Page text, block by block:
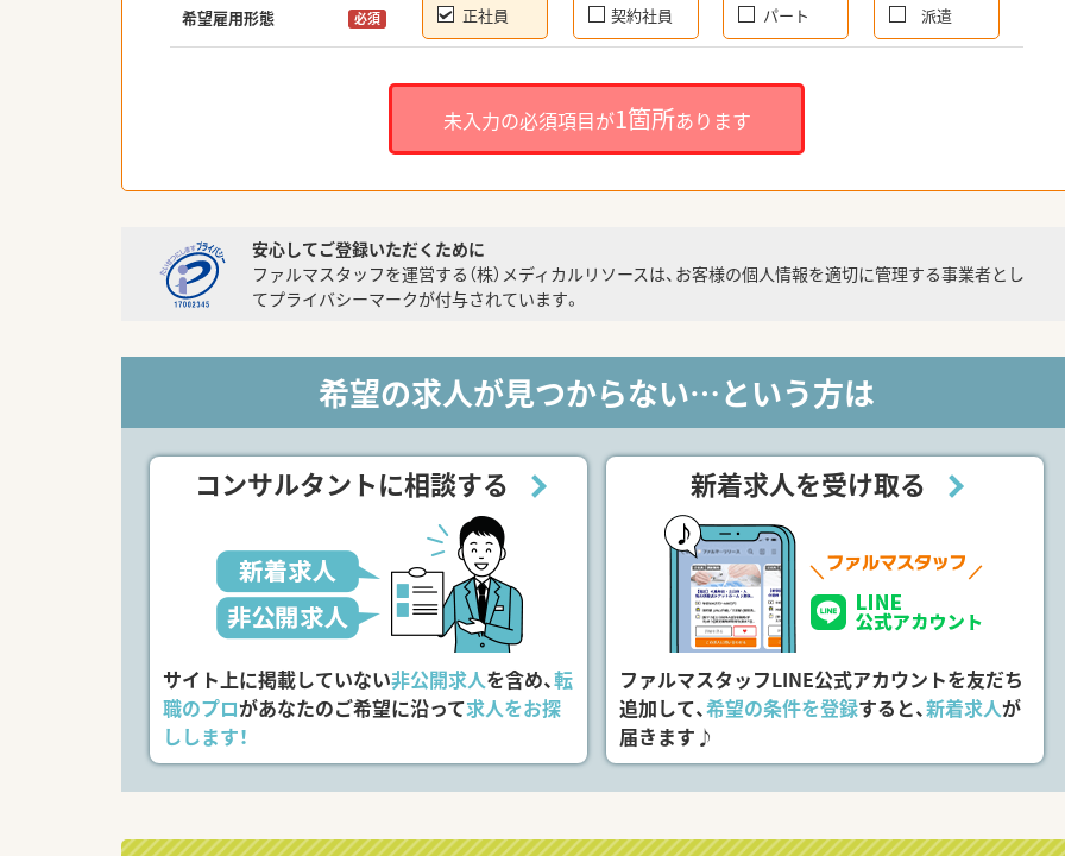
希望雇用形態 必須 正社員 契約社員 パート 派遣
未入力の必須項目が1箇所あります
安心してご登録いただくために
ファルマスタッフを運営する（株）メディカルリソースは、お客様の個人情報を適切に管理する事業者とし
てプライバシーマークが付与されています。
希望の求人が見つからない…という方は
コンサルタントに相談する
サイト上に掲載していない非公開求人を含め、転
職のプロがあなたのご希望に沿って求人をお探
しします！
新着求人を受け取る
ファルマスタッフLINE公式アカウントを友だち
追加して、希望の条件を登録すると、新着求人が
届きます♪